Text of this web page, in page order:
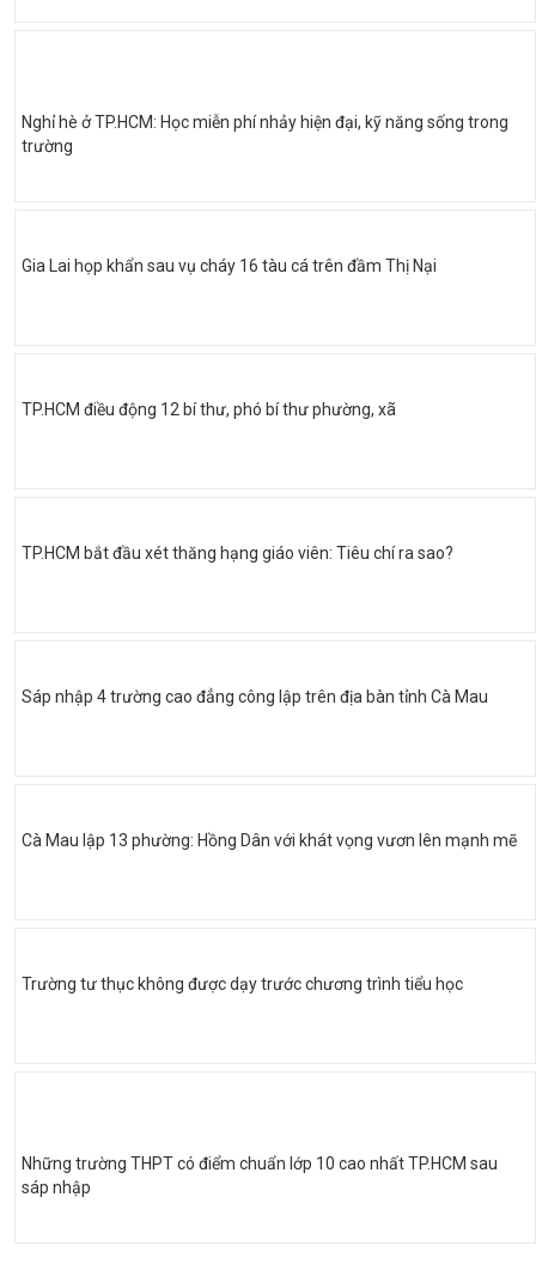
Nghỉ hè ở TP.HCM: Học miễn phí nhảy hiện đại, kỹ năng sống trong
trường
Gia Lai họp khẩn sau vụ cháy 16 tàu cá trên đầm Thị Nại
TP.HCM điều động 12 bí thư, phó bí thư phường, xã
TP.HCM bắt đầu xét thăng hạng giáo viên: Tiêu chí ra sao?
Sáp nhập 4 trường cao đẳng công lập trên địa bàn tỉnh Cà Mau
Cà Mau lập 13 phường: Hồng Dân với khát vọng vươn lên mạnh mẽ
Trường tư thục không được dạy trước chương trình tiểu học
Những trường THPT có điểm chuẩn lớp 10 cao nhất TP.HCM sau
sáp nhập